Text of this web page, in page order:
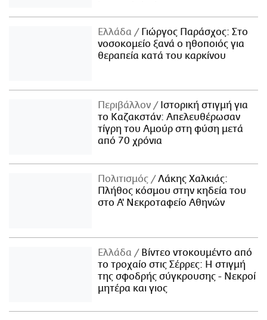
Ελλάδα
Γιώργος Παράσχος: Στο
νοσοκομείο ξανά ο ηθοποιός για
θεραπεία κατά του καρκίνου
Περιβάλλον
Ιστορική στιγμή για
το Καζακστάν: Απελευθέρωσαν
τίγρη του Αμούρ στη φύση μετά
από 70 χρόνια
Πολιτισμός
Λάκης Χαλκιάς:
Πλήθος κόσμου στην κηδεία του
στο Α' Νεκροταφείο Αθηνών
Ελλάδα
Βίντεο ντοκουμέντο από
το τροχαίο στις Σέρρες: Η στιγμή
της σφοδρής σύγκρουσης - Νεκροί
μητέρα και γιος